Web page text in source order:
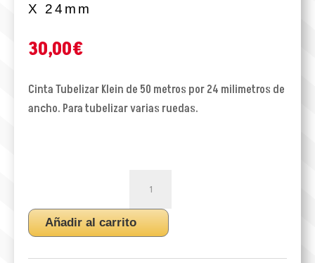
X 24mm
30,00€
Cinta Tubelizar Klein de 50 metros por 24 milimetros de
ancho. Para tubelizar varias ruedas.
TUBELIZAR
KLEIN
50M
X
Añadir al carrito